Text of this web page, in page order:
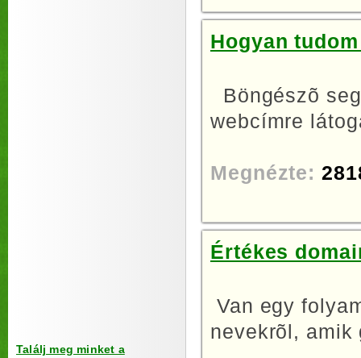
Találj meg minket a
Hogyan
Böngészõ
webcímre
Megnézte:
Értékes
Van egy
nevekrõl, amik